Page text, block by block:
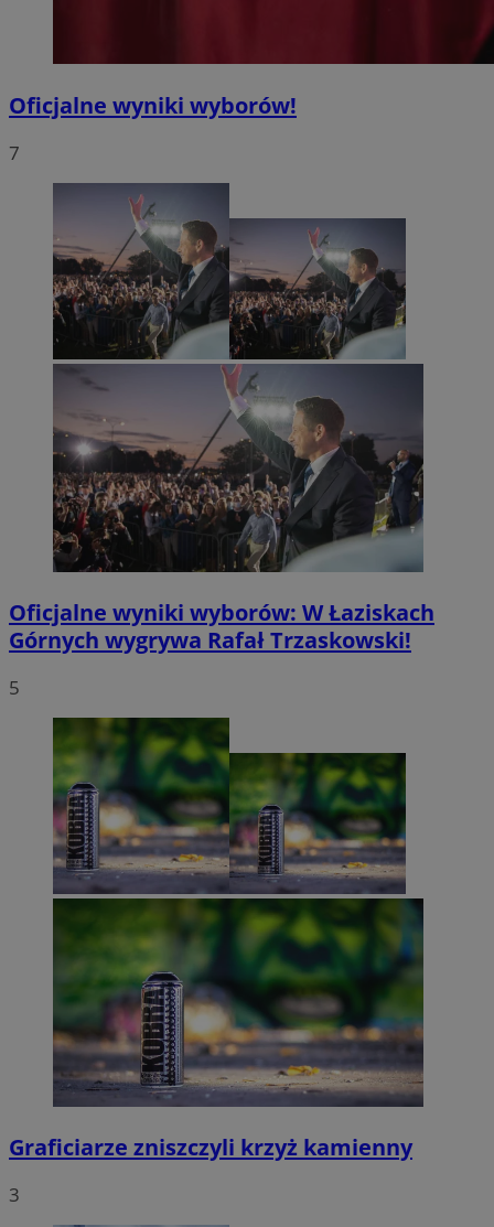
Oficjalne wyniki wyborów!
7
Oficjalne wyniki wyborów: W Łaziskach
Górnych wygrywa Rafał Trzaskowski!
5
Graficiarze zniszczyli krzyż kamienny
3